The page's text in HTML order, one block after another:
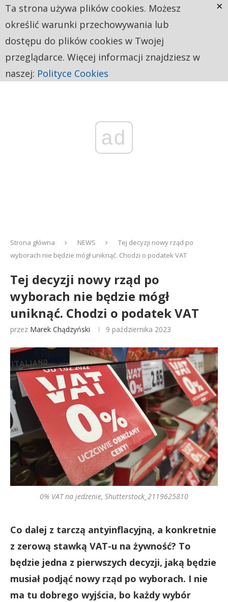
ad
Strona główna NEWS
Tej decyzji nowy rząd po
wyborach nie będzie mógł uniknąć. Chodzi o podatek VAT
Tej decyzji nowy rząd po
wyborach nie będzie mógł
uniknąć. Chodzi o podatek VAT
przez Marek Chądzyński 9 października 2023
0% VAT na jedzenie, Shutterstock_2119625810
Co dalej z tarczą antyinflacyjną, a konkretnie
z zerową stawką VAT-u na żywność? To
będzie jedna z pierwszych decyzji, jaką będzie
musiał podjąć nowy rząd po wyborach. I nie
ma tu dobrego wyjścia, bo każdy wybór
Ta strona używa plików cookies. Możesz
określić warunki przechowywania lub
dostępu do plików cookies w Twojej
przeglądarce. Więcej informacji znajdziesz w
naszej: Polityce Cookies
×